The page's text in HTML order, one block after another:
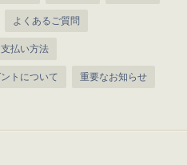
よくあるご質問
払い方法
トについて 重要なお知らせ